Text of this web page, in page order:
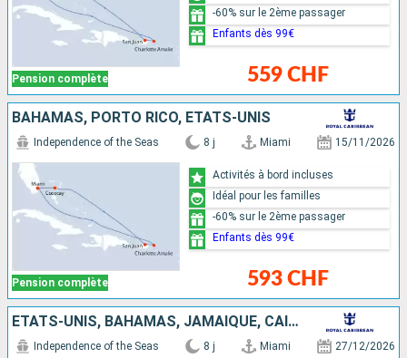
Pension complète 559 CHF
-60% sur le 2ème passager
Enfants dès 99€
BAHAMAS, PORTO RICO, ÉTATS-UNIS
Pension complète
Independence of the Seas 8 j Miami 15/11/2026
593 CHF
Activités à bord incluses
Idéal pour les familles
-60% sur le 2ème passager
Enfants dès 99€
ÉTATS-UNIS, BAHAMAS, JAMAÏQUE, CAÏMANS (ÎLES)
Independence of the Seas 8 j Miami 27/12/2026